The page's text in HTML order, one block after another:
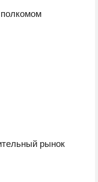
рынок